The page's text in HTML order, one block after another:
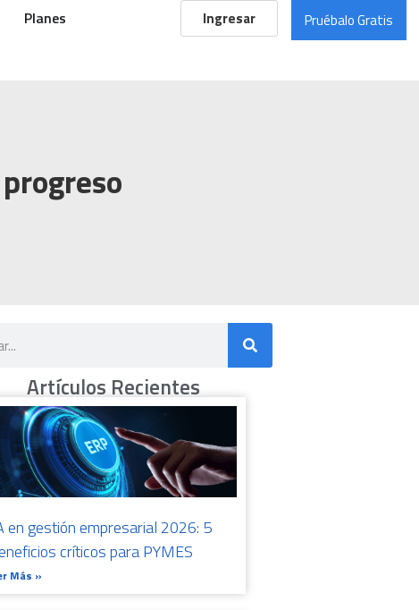
Planes Ingresar Pruébalo Gratis
Artículos Recientes
en gestión empresarial 2026: 5
críticos para PYMES
Más »